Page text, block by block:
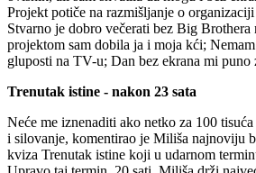
Projekt potiče na razmišljanje o
Stvarno je dobro večerati bez Big
projektom sam dobila ja i moja kći;
gluposti na TV-u; Dan bez ekrana mi puno
Trenutak istine - nakon 23 sata
Neće me iznenaditi ako netko za 100
i silovanje, komentirao je Miliša najnoviju
kviza Trenutak istine koji u udarnom